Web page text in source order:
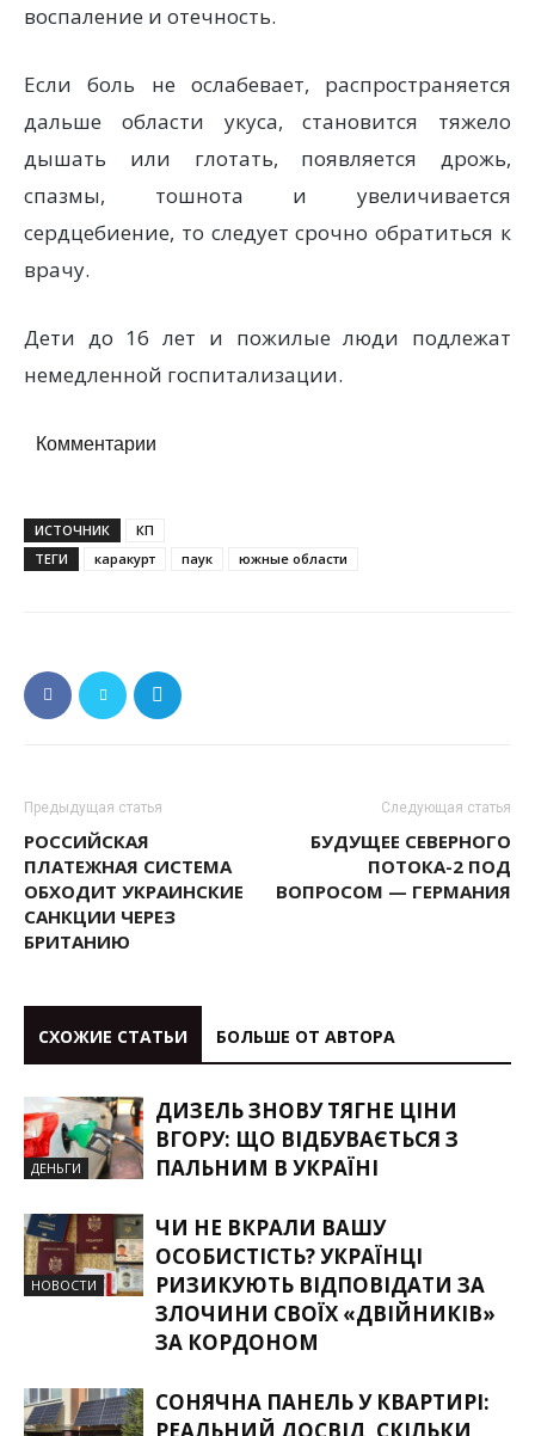
воспаление и отечность.
Если боль не ослабевает, распространяется
дальше области укуса, становится тяжело
дышать или глотать, появляется дрожь,
спазмы, тошнота и увеличивается
сердцебиение, то следует срочно обратиться к
врачу.
Дети до 16 лет и пожилые люди подлежат
немедленной госпитализации.
Комментарии
ИСТОЧНИК
КП
ТЕГИ
каракурт паук южные области
Предыдущая статья
РОССИЙСКАЯ
ПЛАТЕЖНАЯ СИСТЕМА
ОБХОДИТ УКРАИНСКИЕ
САНКЦИИ ЧЕРЕЗ
БРИТАНИЮ
Следующая статья
БУДУЩЕЕ СЕВЕРНОГО
ПОТОКА-2 ПОД
ВОПРОСОМ — ГЕРМАНИЯ
СХОЖИЕ СТАТЬИ БОЛЬШЕ ОТ АВТОРА
ДЕНЬГИ
ДИЗЕЛЬ ЗНОВУ ТЯГНЕ ЦІНИ
ВГОРУ: ЩО ВІДБУВАЄТЬСЯ З
ПАЛЬНИМ В УКРАЇНІ
НОВОСТИ
ЧИ НЕ ВКРАЛИ ВАШУ
ОСОБИСТІСТЬ? УКРАЇНЦІ
РИЗИКУЮТЬ ВІДПОВІДАТИ ЗА
ЗЛОЧИНИ СВОЇХ «ДВІЙНИКІВ»
ЗА КОРДОНОМ
СОНЯЧНА ПАНЕЛЬ У КВАРТИРІ:
РЕАЛЬНИЙ ДОСВІД, СКІЛЬКИ